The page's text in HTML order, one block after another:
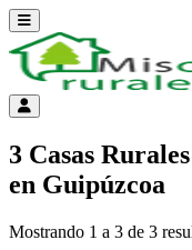
Abrir menú
Menú de cuenta
3 Casas
en Guipúzcoa
Mostrando 1 a 3 de 3